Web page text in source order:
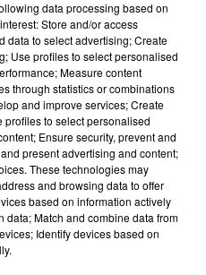
2021 à 0h00
chevaliers - 67600
nel.fr
data processing based on
Store and/or access
data to select advertising; Create
Use profiles to select personalised
Measure content
through statistics or combinations
and improve services; Create
to select personalised
Ensure security, prevent and
present advertising and content;
These technologies may
and browsing data to offer
based on information actively
Match and combine data from
Identify devices based on